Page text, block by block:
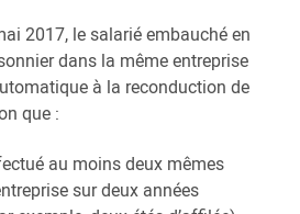
2017, le salarié embauché en
dans la même entreprise
à la reconduction de
que :
au moins deux mêmes
sur deux années